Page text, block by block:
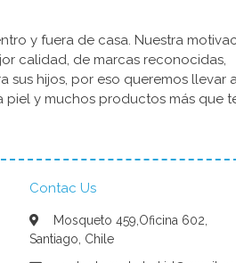
y fuera de casa. Nuestra
calidad, de marcas reconocidas,
hijos, por eso queremos llevar
piel y muchos productos más que
Contac Us
Mosqueto 459,Oficina 602,
Santiago, Chile